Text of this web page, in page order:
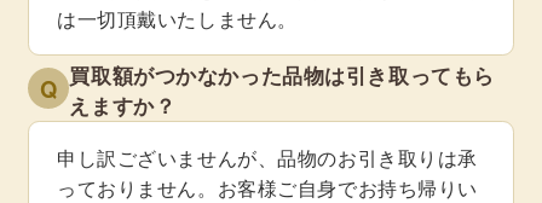
は一切頂戴いたしません。
Q 買取額がつかなかった品物は引き取ってもら
えますか？
申し訳ございませんが、品物のお引き取りは承
っておりません。お客様ご自身でお持ち帰りい